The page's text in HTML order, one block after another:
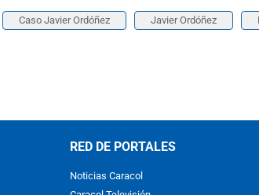
Caso Javier Ordóñez Javier Ordóñez
RED DE PORTALES
Noticias Caracol